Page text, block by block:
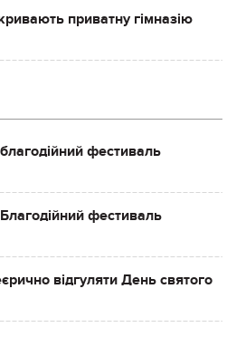
приватну гімназію
фестиваль
фестиваль
відгуляти День святого